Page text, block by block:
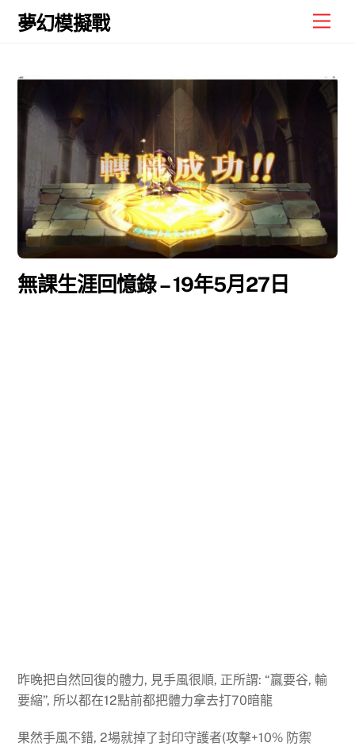
Skip
夢幻模擬戰
無課生涯回憶錄 – 19年5月27日
昨晚把自然回復的體力, 見手風很順, 正所謂: “贏要谷, 輸
要縮”, 所以都在12點前都把體力拿去打70暗龍
果然手風不錯, 2場就掉了封印守護者(攻擊+10% 防禦